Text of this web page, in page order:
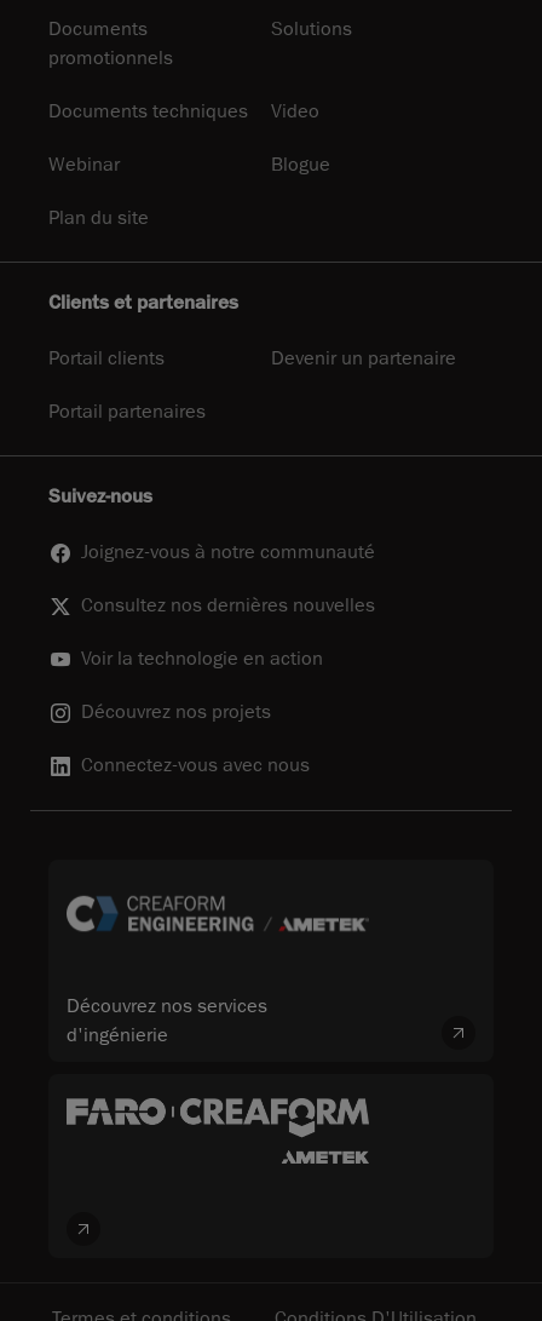
Documents
promotionnels
Solutions
Documents techniques Video
Webinar Blogue
Plan du site
Clients et partenaires
Portail clients Devenir un partenaire
Portail partenaires
Suivez-nous
Joignez-vous à notre communauté
Consultez nos dernières nouvelles
Voir la technologie en action
Découvrez nos projets
Connectez-vous avec nous
Découvrez nos services
d'ingénierie